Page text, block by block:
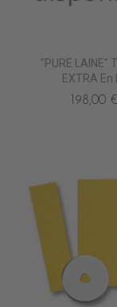
"PURE LAINE"
EXTRA En
198,00